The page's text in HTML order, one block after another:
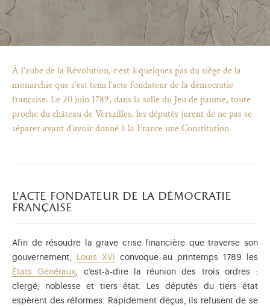
onglet)
nouvel onglet)
fenêtre modale)
de l'application (ouverture dans un nouvel onglet)
À l’aube de la Révolution, c’est à quelques pas du siège de la
monarchie que s’est tenu l’acte fondateur de la démocratie
française. Le 20 juin 1789, dans la salle du Jeu de paume, toute
proche du château de Versailles, les députés jurent de ne pas se
séparer avant d’avoir donné à la France une Constitution.
l’acte fondateur de la démocratie
française
Afin de résoudre la grave crise financière que traverse son
gouvernement,
Louis XVI
convoque au printemps 1789 les
États Généraux, c’est-à-dire la réunion des trois ordres :
clergé, noblesse et tiers état. Les députés du tiers état
espèrent des réformes. Rapidement déçus, ils refusent de se